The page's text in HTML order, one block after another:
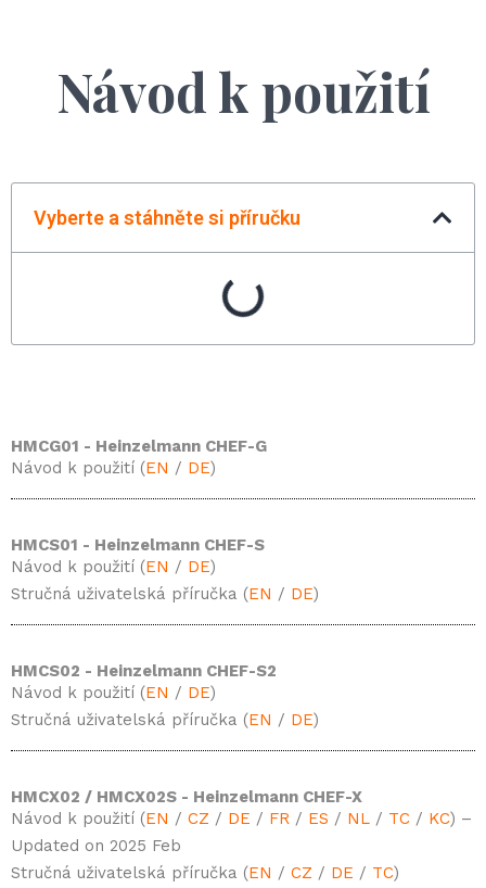
Návod k použití
Vyberte a stáhněte si příručku
HMCG01 - Heinzelmann CHEF-G
Návod k použití (EN / DE)
HMCS01 - Heinzelmann CHEF-S
Návod k použití (EN / DE)
Stručná uživatelská příručka (EN / DE)
HMCS02 - Heinzelmann CHEF-S2
Návod k použití (EN / DE)
Stručná uživatelská příručka (EN / DE)
HMCX02 / HMCX02S - Heinzelmann CHEF-X
Návod k použití (EN / CZ / DE / FR / ES / NL / TC / KC) –
Updated on 2025 Feb
Stručná uživatelská příručka (EN / CZ / DE / TC)